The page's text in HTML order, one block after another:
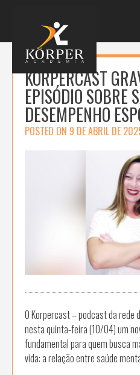
KORPERCAST
EPISÓDIO SOBRE
DESEMPENHO
POSTED ON 9 DE ABRIL DE
O Korpercast – podcast da rede
nesta quinta-feira (10/04) um
fundamental para quem busca
vida: a relação entre saúde